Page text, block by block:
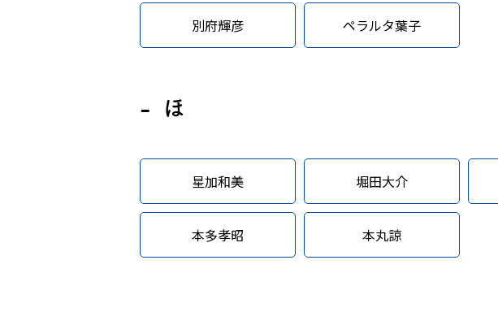
別府輝彦 ペラルタ葉子
ほ
星加和美 堀田大介
本多孝昭 本丸諒